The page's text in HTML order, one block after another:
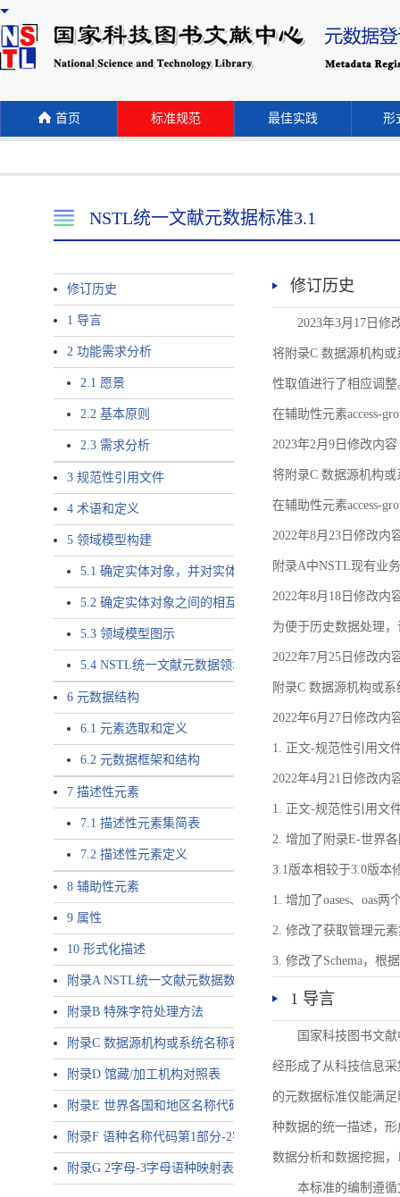
首页 标准规范 最佳实践 形
NSTL统一文献元数据标准3.1
修订历史
1 导言
2 功能需求分析
2.1 愿景
2.2 基本原则
2.3 需求分析
3 规范性引用文件
4 术语和定义
5 领域模型构建
5.1 确定实体对象，并对实体对象命名
5.2 确定实体对象之间的相互关系，定义实体对象之间的
5.3 领域模型图示
5.4 NSTL统一文献元数据领域模型的验证
6 元数据结构
6.1 元素选取和定义
6.2 元数据框架和结构
7 描述性元素
7.1 描述性元素集简表
7.2 描述性元素定义
8 辅助性元素
9 属性
10 形式化描述
附录A NSTL统一文献元数据数据唯一标识符规则
附录B 特殊字符处理方法
附录C 数据源机构或系统名称表
附录D 馆藏/加工机构对照表
附录E 世界各国和地区名称代码-2字母代码（GB/T 2659-
附录F 语种名称代码第1部分-2字母代码（GB/T 4880.1-2005
附录G 2字母-3字母语种映射表
修订历史
2023年3月17日修
将附录C 数据源机构或
性取值进行了相应调整
在辅助性元素access-
2023年2月9日修改内容
将附录C 数据源机构或
在辅助性元素access-
2022年8月23日修改内
附录A中NSTL现有业
2022年8月18日修改内
为便于历史数据处理
2022年7月25日修改内
附录C 数据源机构或
2022年6月27日修改内
1. 正文-规范性引用文
2022年4月21日修改内
1. 正文-规范性引用文
2. 增加了附录E-世界
3.1版本相较于3.0版本
1. 增加了oases、oas
2. 修改了获取管理元
3. 修改了Schema，根
1 导言
国家科技图书文
经形成了从科技信息
的元数据标准仅能满
种数据的统一描述，
数据分析和数据挖掘
本标准的编制遵